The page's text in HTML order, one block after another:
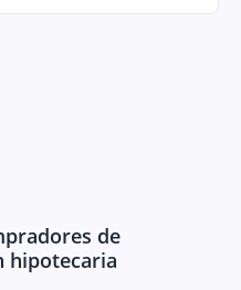
de
hipotecaria